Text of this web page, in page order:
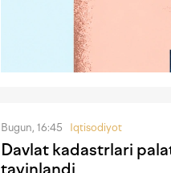
Bugun, 16:45 Iqtisodiyot
Davlat kadastrlari
tayinlandi